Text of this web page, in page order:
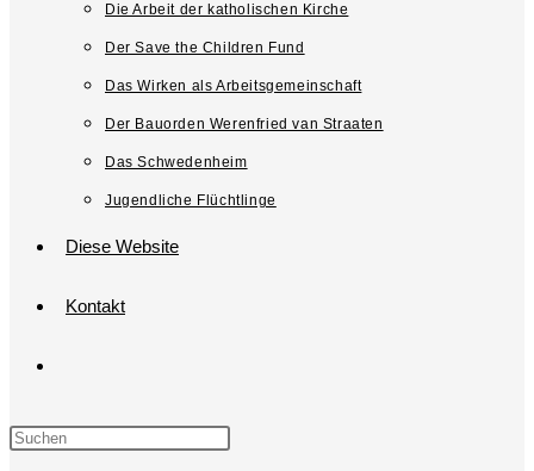
Die Arbeit der katholischen Kirche
Der Save the Children Fund
Das Wirken als Arbeitsgemeinschaft
Der Bauorden Werenfried van Straaten
Das Schwedenheim
Jugendliche Flüchtlinge
Diese Website
Kontakt
Suche